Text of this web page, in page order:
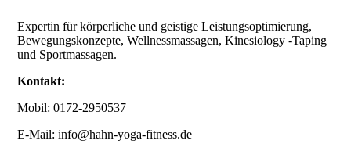
Expertin für körperliche und geistige Leistungsoptimierung,
Bewegungskonzepte, Wellnessmassagen, Kinesiology -Taping
und Sportmassagen.
Kontakt:
Mobil: 0172-2950537
E-Mail: info@hahn-yoga-fitness.de